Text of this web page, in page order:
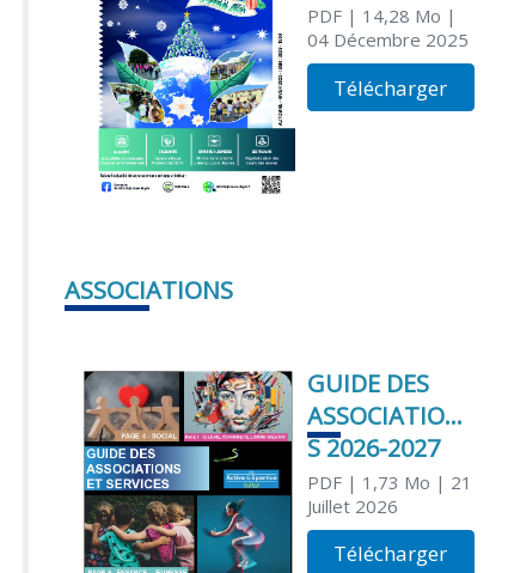
PDF| 14,28 Mo |
04 Décembre 2025
Télécharger
ASSOCIATIONS
GUIDE DES
ASSOCIATION
S 2026-2027
PDF| 1,73 Mo | 21
Juillet 2026
Télécharger